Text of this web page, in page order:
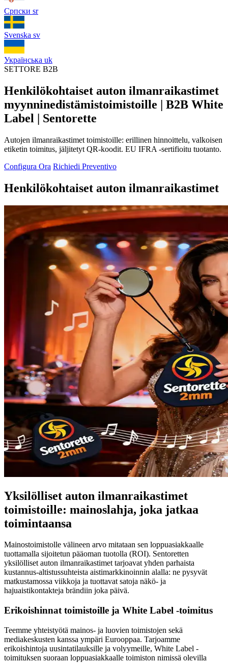
Српски sr
Svenska sv
Українська uk
SETTORE B2B
Henkilökohtaiset auton ilmanraikastimet
myynninedistämistoimistoille | B2B White
Label | Sentorette
Autojen ilmanraikastimet toimistoille: erillinen hinnoittelu, valkoisen
etiketin toimitus, jäljitetyt QR-koodit. EU IFRA -sertifioitu tuotanto.
Configura Ora Richiedi Preventivo
Henkilökohtaiset auton ilmanraikastimet
Yksilölliset auton ilmanraikastimet
toimistoille: mainoslahja, joka jatkaa
toimintaansa
Mainostoimistolle välineen arvo mitataan sen loppuasiakkaalle
tuottamalla sijoitetun pääoman tuotolla (ROI). Sentoretten
yksilölliset auton ilmanraikastimet tarjoavat yhden parhaista
kustannus-altistussuhteista aistimarkkinoinnin alalla: ne pysyvät
matkustamossa viikkoja ja tuottavat satoja näkö- ja
hajuaistikontakteja brändiin joka päivä.
Erikoishinnat toimistoille ja White Label -toimitus
Teemme yhteistyötä mainos- ja luovien toimistojen sekä
mediakeskusten kanssa ympäri Eurooppaa. Tarjoamme
erikoishintoja uusintatilauksille ja volyymeille, White Label -
toimituksen suoraan loppuasiakkaalle toimiston nimissä olevilla